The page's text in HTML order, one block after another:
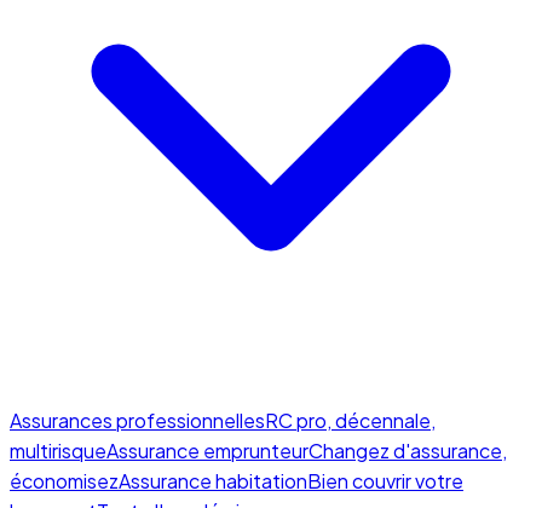
Assurances professionnellesRC pro, décennale,
multirisqueAssurance emprunteurChangez d'assurance,
économisezAssurance habitationBien couvrir votre